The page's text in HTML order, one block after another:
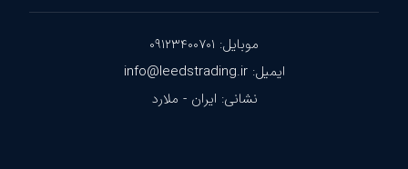
موبایل: ۰۹۱۲۳۴۰۰۷۰۱
ایمیل: info@leedstrading.ir
نشانی: ایران - ملارد